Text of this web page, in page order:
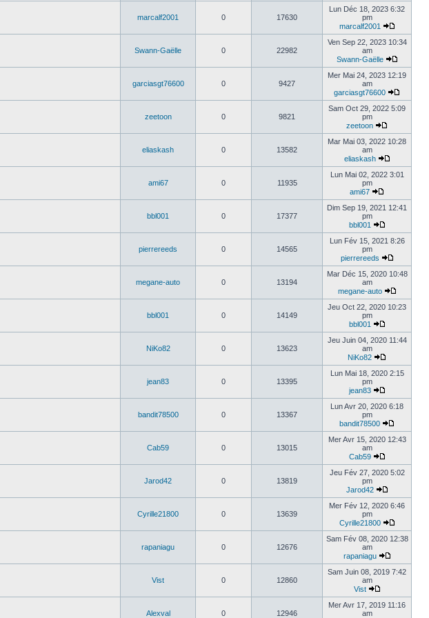
marcalf2001 0 17630
Lun Déc 18, 2023 6:32
pm
marcalf2001
Swann-Gaëlle 0 22982
Ven Sep 22, 2023 10:34
am
Swann-Gaëlle
garciasgt76600 0 9427
Mer Mai 24, 2023 12:19
am
garciasgt76600
zeetoon 0 9821
Sam Oct 29, 2022 5:09
pm
zeetoon
eliaskash 0 13582
Mar Mai 03, 2022 10:28
am
eliaskash
ami67 0 11935
Lun Mai 02, 2022 3:01
pm
ami67
bbl001 0 17377
Dim Sep 19, 2021 12:41
pm
bbl001
pierrereeds 0 14565
Lun Fév 15, 2021 8:26
pm
pierrereeds
megane-auto 0 13194
Mar Déc 15, 2020 10:48
am
megane-auto
bbl001 0 14149
Jeu Oct 22, 2020 10:23
pm
bbl001
NiKo82 0 13623
Jeu Juin 04, 2020 11:44
am
NiKo82
jean83 0 13395
Lun Mai 18, 2020 2:15
pm
jean83
bandit78500 0 13367
Lun Avr 20, 2020 6:18
pm
bandit78500
Cab59 0 13015
Mer Avr 15, 2020 12:43
am
Cab59
Jarod42 0 13819
Jeu Fév 27, 2020 5:02
pm
Jarod42
Cyrille21800 0 13639
Mer Fév 12, 2020 6:46
pm
Cyrille21800
rapaniagu 0 12676
Sam Fév 08, 2020 12:38
am
rapaniagu
Vist 0 12860
Sam Juin 08, 2019 7:42
am
Vist
Alexval 0 12946
Mer Avr 17, 2019 11:16
am